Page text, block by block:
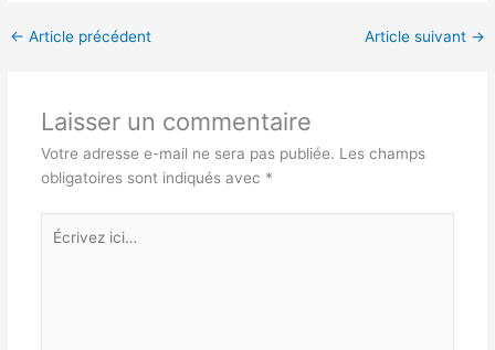
← Article précédent Article suivant →
Laisser un commentaire
Votre adresse e-mail ne sera pas publiée. Les champs
obligatoires sont indiqués avec *
Écrivez
ici…